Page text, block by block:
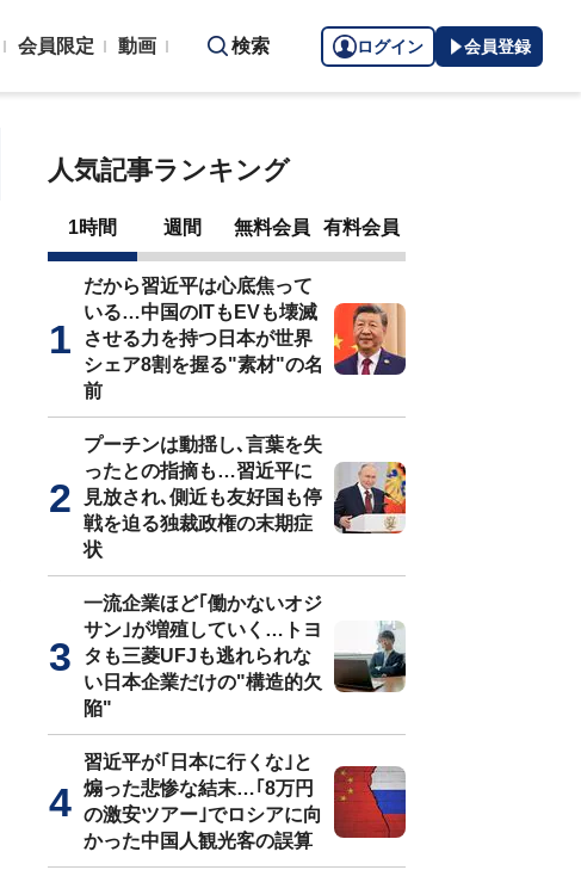
会員限定 動画 検索 ログイン 会員登録
人気記事ランキング
1時間 週間 無料会員 有料会員
だから習近平は心底焦って
いる…中国のITもEVも壊滅
させる力を持つ日本が世界
シェア8割を握る"素材"の名
前
プーチンは動揺し､言葉を失
ったとの指摘も…習近平に
見放され､側近も友好国も停
戦を迫る独裁政権の末期症
状
一流企業ほど｢働かないオジ
サン｣が増殖していく…トヨ
タも三菱UFJも逃れられな
い日本企業だけの"構造的欠
陥"
習近平が｢日本に行くな｣と
煽った悲惨な結末…｢8万円
の激安ツアー｣でロシアに向
かった中国人観光客の誤算